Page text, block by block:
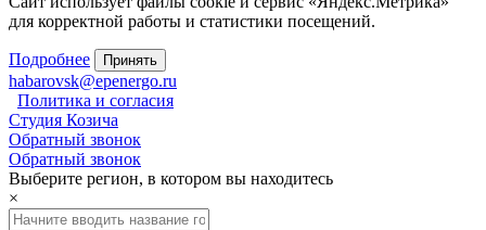
для корректной работы и статистики посещений.
Подробнее Принять
habarovsk@epenergo.ru
Политика и согласия
Студия Козича
Обратный звонок
Обратный звонок
Выберите регион, в котором вы находитесь
×